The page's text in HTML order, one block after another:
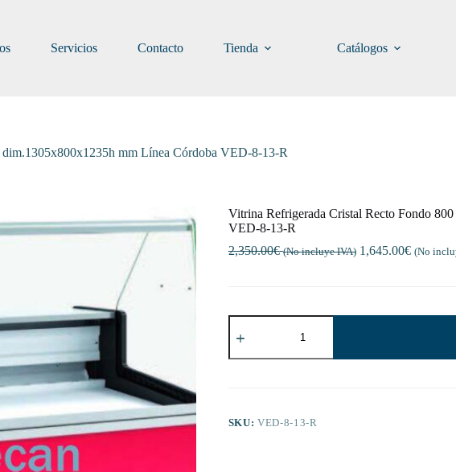
Servicios Contacto Tienda Catálogos
mm Línea Córdoba VED-8-13-R
Vitrina Refrigerada Cristal Recto Fondo
VED-8-13-R
2,350.00€ (No incluye IVA) 1,645.00€ (No
Vitrina
Refrigerada
Recto
mm
Línea
SKU:VED-8-13-R